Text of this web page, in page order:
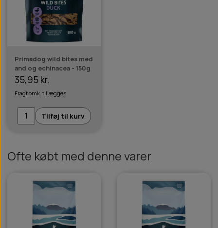
Primadog wild bites med
and og echinacea - 150g
35,95 kr.
Fragt omk. tillægges
Tilføj til kurv
Ofte købt med denne varer